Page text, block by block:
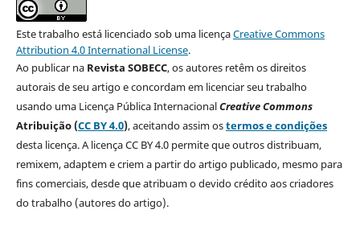
Este trabalho está licenciado sob uma licençaCreative Commons
Attribution 4.0 International License.
Ao publicar na Revista SOBECC, os autores retêm os direitos
autorais de seu artigo e concordam em licenciar seu trabalho
usando uma Licença Pública InternacionalCreative Commons
Atribuição (CC BY 4.0), aceitando assim ostermos e condições
desta licença. A licença CC BY 4.0 permite que outros distribuam,
remixem, adaptem e criem a partir do artigo publicado, mesmo para
fins comerciais, desde que atribuam o devido crédito aos criadores
do trabalho (autores do artigo).